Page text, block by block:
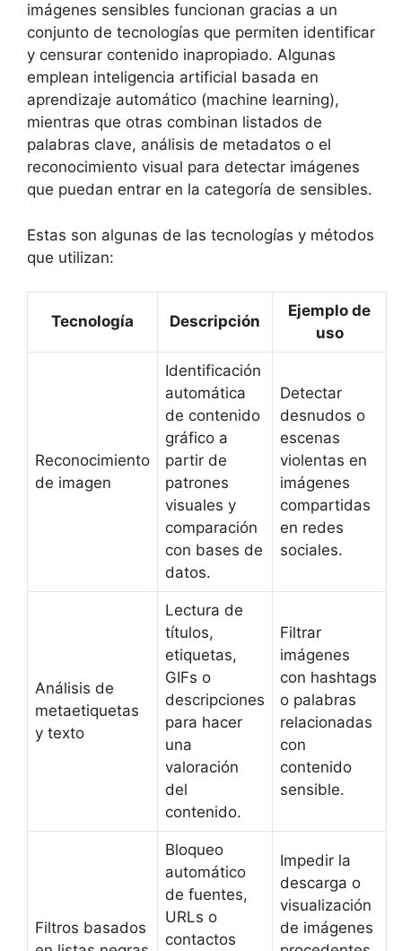
imágenes sensibles funcionan gracias a un
conjunto de tecnologías que permiten identificar
y censurar contenido inapropiado. Algunas
emplean inteligencia artificial basada en
aprendizaje automático (machine learning),
mientras que otras combinan listados de
palabras clave, análisis de metadatos o el
reconocimiento visual para detectar imágenes
que puedan entrar en la categoría de sensibles.
Estas son algunas de las tecnologías y métodos
que utilizan:
Tecnología Descripción
Ejemplo de
uso
Reconocimiento
de imagen
Identificación
automática
de contenido
gráfico a
partir de
patrones
visuales y
comparación
con bases de
datos.
Detectar
desnudos o
escenas
violentas en
imágenes
compartidas
en redes
sociales.
Análisis de
metaetiquetas
y texto
Lectura de
títulos,
etiquetas,
GIFs o
descripciones
para hacer
una
valoración
del
contenido.
Filtrar
imágenes
con hashtags
o palabras
relacionadas
con
contenido
sensible.
Filtros basados
Bloqueo
automático
de fuentes,
URLs o
contactos
Impedir la
descarga o
visualización
de imágenes